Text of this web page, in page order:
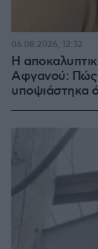
Η
Αφγανού: Πώς
υποψιάστηκα
06.08.2026, 12:32